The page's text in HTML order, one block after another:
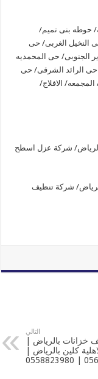
حوطه بنى تميم/
النخيل الغربى/ حى
الجنوبى/ حى المحمديه
حى الرائد الشرقى/ حى
الافلاج/
شركة عزل اسطح
شركة تنظيف
التالي
خزانات بالرياض |
كلين بالرياض |